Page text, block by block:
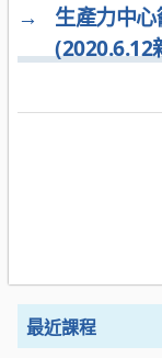
→
生產力中
(2020.6.12
最近課程